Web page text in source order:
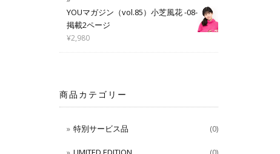
YOUマガジン（vol.85）小芝風花 -08-
掲載2ページ
¥2,980
商品カテゴリー
特別サービス品 (0)